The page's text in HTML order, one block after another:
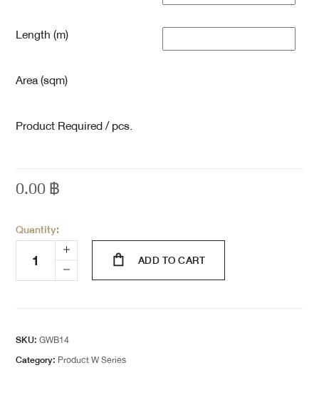
Length (m)
Area (sqm)
Product Required / pcs.
0.00฿
Quantity:
ADD TO CART
SKU:GWB14
Category: Product W Series